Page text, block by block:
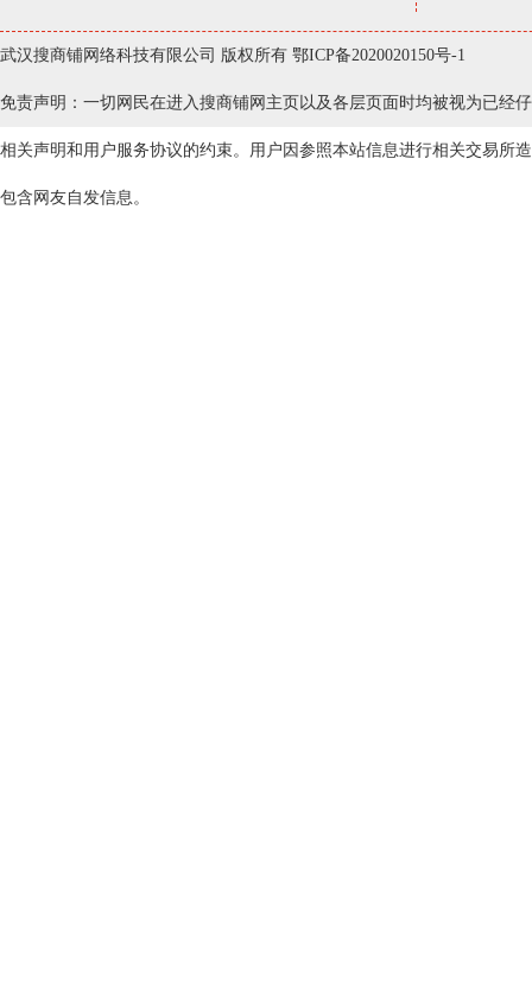
武汉搜商铺网络科技有限公司 版权所有 鄂ICP备2020020150号-1
免责声明：一切网民在进入搜商铺网主页以及各层页面时均被视为已经
相关声明和用户服务协议的约束。用户因参照本站信息进行相关交易所
包含网友自发信息。